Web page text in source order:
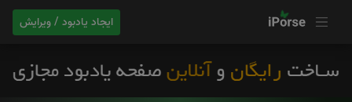
ایجاد یادبود / ویرایش